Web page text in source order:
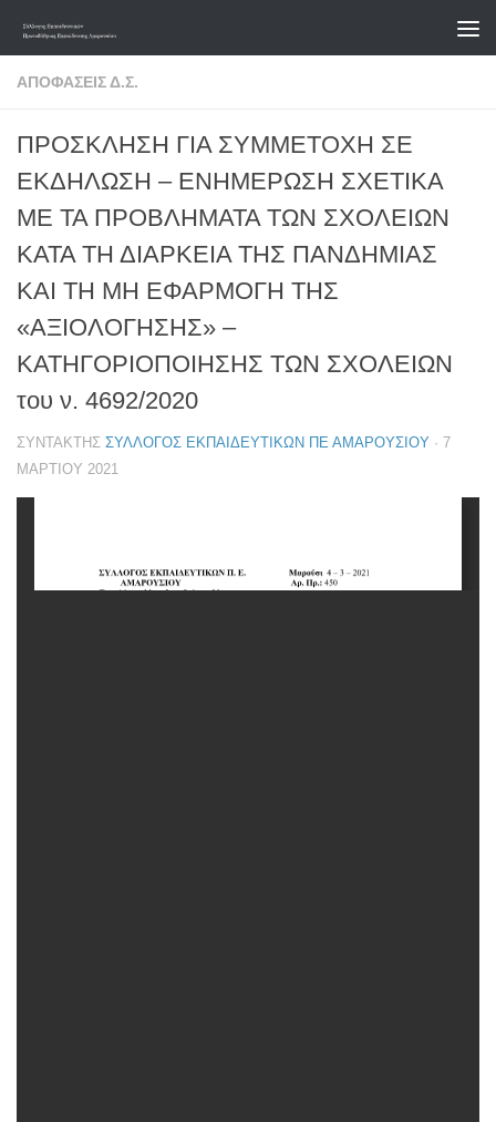
Skip to content
ΑΠΟΦΆΣΕΙΣ Δ.Σ.
ΠΡΟΣΚΛΗΣΗ ΓΙΑ ΣΥΜΜΕΤΟΧΗ ΣΕ
ΕΚΔΗΛΩΣΗ – ΕΝΗΜΕΡΩΣΗ ΣΧΕΤΙΚΑ
ΜΕ ΤΑ ΠΡΟΒΛΗΜΑΤΑ ΤΩΝ ΣΧΟΛΕΙΩΝ
ΚΑΤΑ ΤΗ ΔΙΑΡΚΕΙΑ ΤΗΣ ΠΑΝΔΗΜΙΑΣ
ΚΑΙ ΤΗ ΜΗ ΕΦΑΡΜΟΓΗ ΤΗΣ
«ΑΞΙΟΛΟΓΗΣΗΣ» –
ΚΑΤΗΓΟΡΙΟΠΟΙΗΣΗΣ ΤΩΝ ΣΧΟΛΕΙΩΝ
του ν. 4692/2020
ΣΥΝΤΆΚΤΗΣ ΣΎΛΛΟΓΟΣ ΕΚΠΑΙΔΕΥΤΙΚΏΝ ΠΕ ΑΜΑΡΟΥΣΊΟΥ · 7
ΜΑΡΤΊΟΥ 2021